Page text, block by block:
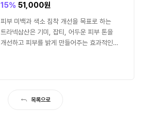
15% 51,000원
피부 미백과 색소 침착 개선을 목표로 하는
트라넥삼산은 기미, 잡티, 어두운 피부 톤을
개선하고 피부를 밝게 만들어주는 효과적인
목록으로